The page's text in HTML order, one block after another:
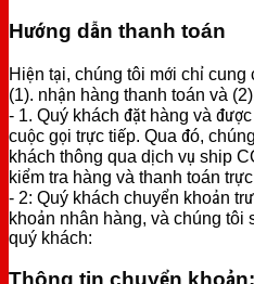
Hướng dẫn thanh toán
Hiện tại, chúng tôi mới chỉ
(1). nhận hàng thanh toán và
- 1. Quý khách đặt hàng và
cuộc gọi trực tiếp. Qua đó,
khách thông qua dịch vụ ship
kiểm tra hàng và thanh toán
- 2: Quý khách chuyển khoản
khoản nhân hàng, và chúng tôi
quý khách:
Thông tin chuyển khoản: